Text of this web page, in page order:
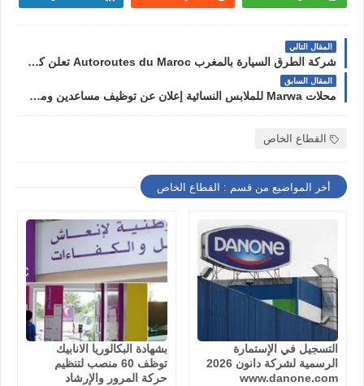
المقال التالي
شركة الطرق السيارة بالمغرب Autoroutes du Maroc تعلن كونكور توظيف في بعض التخصصات
المقال السابق
محلات Marwa للملابس النسائية إعلان عن توظيف مساعدين ومساعدات ومسؤولين في متاجرها بالدار البيضاء، الرباط، مكناس
القطاع الخاص
أخر المواضيع من قسم : القطاع الخاص
التسجيل في الإستمارة
الرسمية لشركة دانون 2026
www.danone.com
بشهادة البكالوريا الانابيك
توظف 60 منصب لتنظيم
حركة المرور والإرشاد